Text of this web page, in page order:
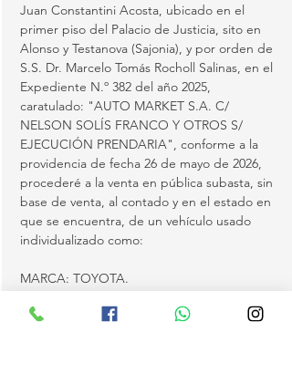
Juan Constantini Acosta, ubicado en el
primer piso del Palacio de Justicia, sito en
Alonso y Testanova (Sajonia), y por orden de
S.S. Dr. Marcelo Tomás Rocholl Salinas, en el
Expediente N.º 382 del año 2025,
caratulado: "AUTO MARKET S.A. C/
NELSON SOLÍS FRANCO Y OTROS S/
EJECUCIÓN PRENDARIA", conforme a la
providencia de fecha 26 de mayo de 2026,
procederé a la venta en pública subasta, sin
base de venta, al contado y en el estado en
que se encuentra, de un vehículo usado
individualizado como:
MARCA: TOYOTA.
MODELO FAB.: 2018.